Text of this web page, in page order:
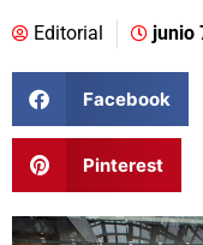
Editorial junio
Facebook
Pinterest